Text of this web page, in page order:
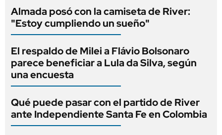
Almada posó con la camiseta de River:
"Estoy cumpliendo un sueño"
El respaldo de Milei a Flávio Bolsonaro
parece beneficiar a Lula da Silva, según
una encuesta
Qué puede pasar con el partido de River
ante Independiente Santa Fe en Colombia